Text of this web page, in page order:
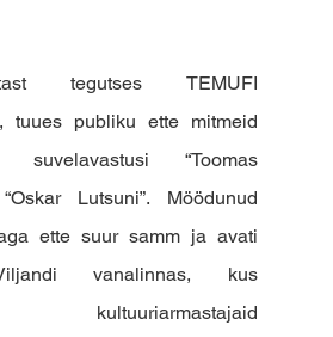
tegutses TEMUFI
tuues publiku ette mitmeid
suvelavastusi “Toomas
Lutsuni”. Möödunud
ette suur samm ja avati
vanalinnas, kus
kultuuriarmastajaid